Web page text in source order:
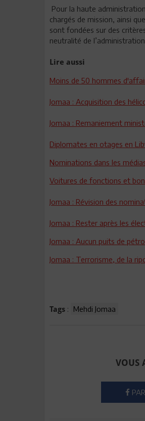
Pour la haute
chargés de mission, ainsi
sont fondées sur des
neutralité de
Lire aussi
Moins de 50 hommes
Jomaa : Acquisition des
Jomaa : Remaniement
Diplomates en otages en
Nominations dans les
Voitures de fonctions et
Jomaa : Révision des
Jomaa : Rester après les
Jomaa : Aucun puits de
Jomaa : Terrorisme, de la
Tags : Mehdi Jomaa
VOUS